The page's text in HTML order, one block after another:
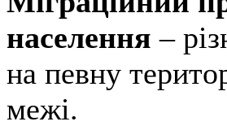
населення –
на певну
межі.